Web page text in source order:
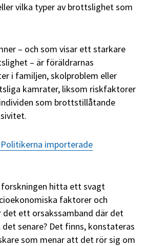
vilka typer av brottslighet som
– och som visar ett starkare
– är föräldrarnas
i familjen, skolproblem eller
kamrater, liksom riskfaktorer
som brottstillåtande
importerade
hitta ett svagt
faktorer och
ett orsakssamband där det
senare? Det finns, konstateras
som menar att det rör sig om